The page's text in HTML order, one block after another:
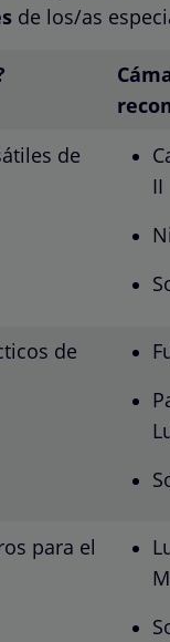
de los/as
de
II
de
para el